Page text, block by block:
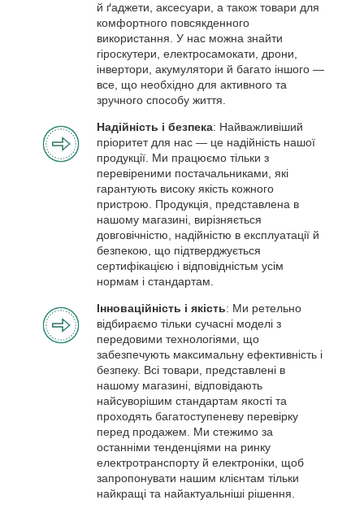
й ґаджети, аксесуари, а також товари для
комфортного повсякденного
використання. У нас можна знайти
гіроскутери, електросамокати, дрони,
інвертори, акумулятори й багато іншого —
все, що необхідно для активного та
зручного способу життя.
Надійність і безпека: Найважливіший
пріоритет для нас — це надійність нашої
продукції. Ми працюємо тільки з
перевіреними постачальниками, які
гарантують високу якість кожного
пристрою. Продукція, представлена в
нашому магазині, вирізняється
довговічністю, надійністю в експлуатації й
безпекою, що підтверджується
сертифікацією і відповідністьм усім
нормам і стандартам.
Інноваційність і якість: Ми ретельно
відбираємо тільки сучасні моделі з
передовими технологіями, що
забезпечують максимальну ефективність і
безпеку. Всі товари, представлені в
нашому магазині, відповідають
найсуворішим стандартам якості та
проходять багатоступеневу перевірку
перед продажем. Ми стежимо за
останніми тенденціями на ринку
електротранспорту й електроніки, щоб
запропонувати нашим клієнтам тільки
найкращі та найактуальніші рішення.